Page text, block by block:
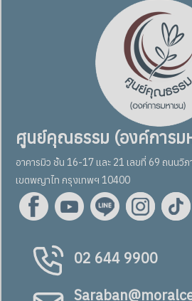
ศูนย์คุณธรรม (องค์การม
อาคารมิว ชั้น 16-17 และ 21 เลขที่ 69 ถนนวิ
เขตพญาไท กรุงเทพฯ 10400
02 644 9900